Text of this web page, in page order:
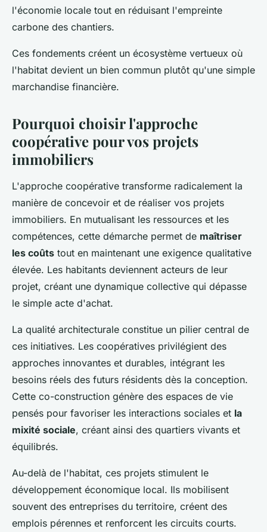
l'économie locale tout en réduisant l'empreinte
carbone des chantiers.
Ces fondements créent un écosystème vertueux où
l'habitat devient un bien commun plutôt qu'une simple
marchandise financière.
Pourquoi choisir l'approche
coopérative pour vos projets
immobiliers
L'approche coopérative transforme radicalement la
manière de concevoir et de réaliser vos projets
immobiliers. En mutualisant les ressources et les
compétences, cette démarche permet de maîtriser
les coûts tout en maintenant une exigence qualitative
élevée. Les habitants deviennent acteurs de leur
projet, créant une dynamique collective qui dépasse
le simple acte d'achat.
La qualité architecturale constitue un pilier central de
ces initiatives. Les coopératives privilégient des
approches innovantes et durables, intégrant les
besoins réels des futurs résidents dès la conception.
Cette co-construction génère des espaces de vie
pensés pour favoriser les interactions sociales et la
mixité sociale, créant ainsi des quartiers vivants et
équilibrés.
Au-delà de l'habitat, ces projets stimulent le
développement économique local. Ils mobilisent
souvent des entreprises du territoire, créent des
emplois pérennes et renforcent les circuits courts.